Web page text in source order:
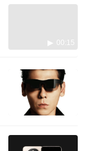
00:15